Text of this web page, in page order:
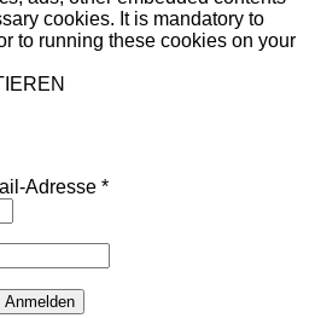
cookies. It is mandatory to
to running these cookies on your
Adresse *Erforderlich
Anmelden